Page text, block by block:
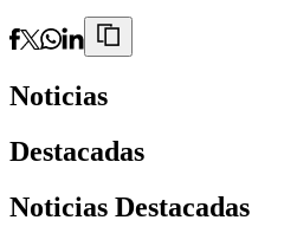
Noticias
Destacadas
Noticias Destacadas